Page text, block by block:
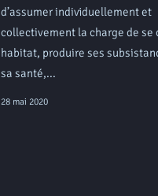
d’assumer individuellement et
collectivement la charge de se
habitat, produire ses
sa santé,...
28 mai 2020